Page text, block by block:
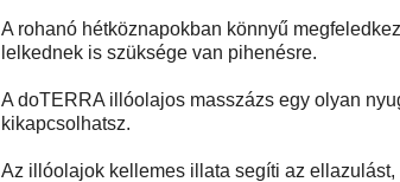
A rohanó hétköznapokban könnyű
lelkednek is szüksége van pihenésre.
A doTERRA illóolajos masszázs egy olyan
kikapcsolhatsz.
Az illóolajok kellemes illata segíti az